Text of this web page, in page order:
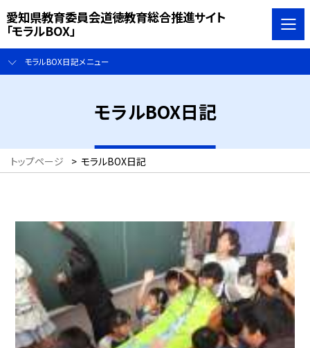
愛知県教育委員会道徳教育総合推進サイト
「モラルBOX」
モラルBOX日記メニュー
モラルBOX日記
トップページ > モラルBOX日記